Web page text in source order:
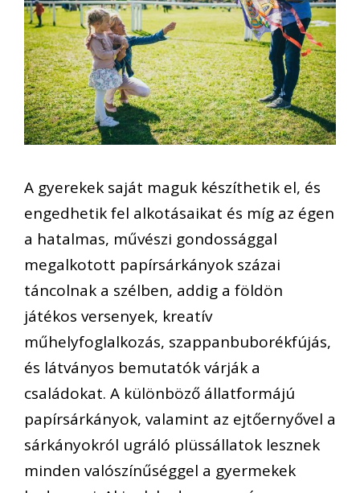
A gyerekek saját maguk készíthetik el, és
engedhetik fel alkotásaikat és míg az égen
a hatalmas, művészi gondossággal
megalkotott papírsárkányok százai
táncolnak a szélben, addig a földön
játékos versenyek, kreatív
műhelyfoglalkozás, szappanbuborékfújás,
és látványos bemutatók várják a
családokat. A különböző állatformájú
papírsárkányok, valamint az ejtőernyővel a
sárkányokról ugráló plüssállatok lesznek
minden valószínűséggel a gyermekek